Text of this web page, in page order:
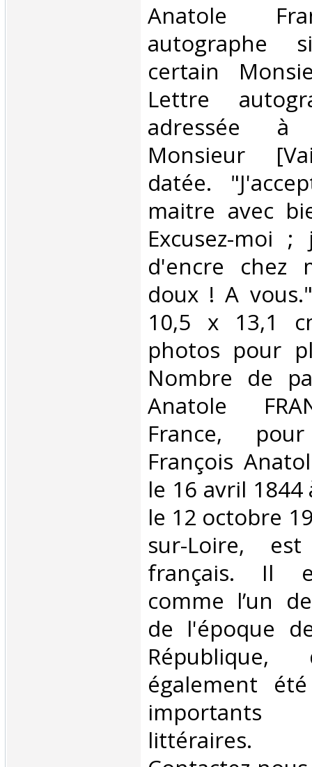
‎Anatole
autographe
certain
Lettre
adressée
Monsieur
datée.
maitre avec
Excusez-moi
d'encre chez
doux ! A
10,5 x 13,1
photos pour
Nombre de
Anatole
France,
François
le 16 avril
le 12 octobre
sur-Loire,
français. Il
comme l’un
de l'époque
également
littéraires.